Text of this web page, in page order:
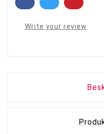
Write your review